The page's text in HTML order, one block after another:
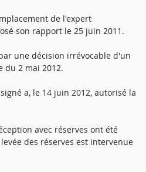
de l'expert
son rapport le 25 juin 2011.
une décision irrévocable d'un
du 2 mai 2012.
a, le 14 juin 2012, autorisé la
avec réserves ont été
des réserves est intervenue